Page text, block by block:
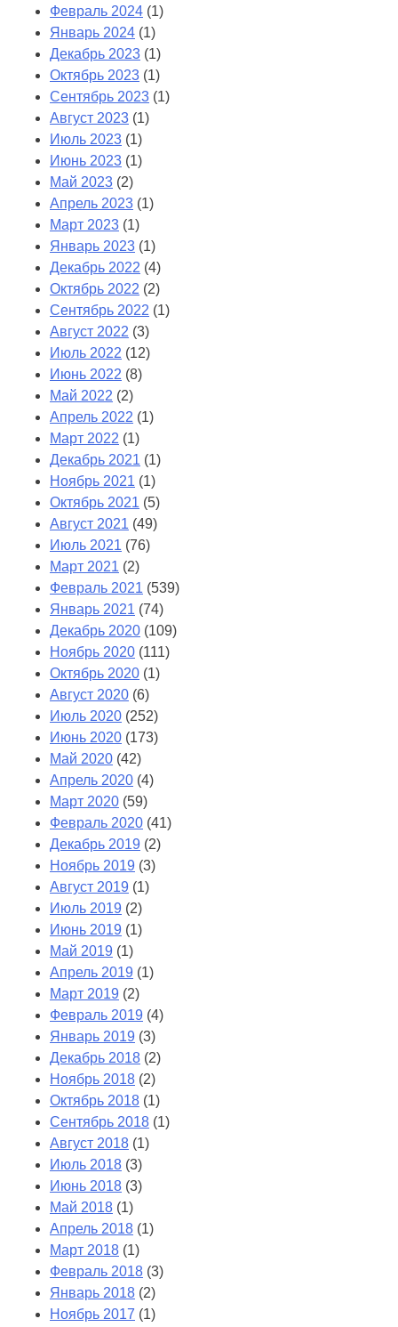
Февраль 2024 (1)
Январь 2024 (1)
Декабрь 2023 (1)
Октябрь 2023 (1)
Сентябрь 2023 (1)
Август 2023 (1)
Июль 2023 (1)
Июнь 2023 (1)
Май 2023 (2)
Апрель 2023 (1)
Март 2023 (1)
Январь 2023 (1)
Декабрь 2022 (4)
Октябрь 2022 (2)
Сентябрь 2022 (1)
Август 2022 (3)
Июль 2022 (12)
Июнь 2022 (8)
Май 2022 (2)
Апрель 2022 (1)
Март 2022 (1)
Декабрь 2021 (1)
Ноябрь 2021 (1)
Октябрь 2021 (5)
Август 2021 (49)
Июль 2021 (76)
Март 2021 (2)
Февраль 2021 (539)
Январь 2021 (74)
Декабрь 2020 (109)
Ноябрь 2020 (111)
Октябрь 2020 (1)
Август 2020 (6)
Июль 2020 (252)
Июнь 2020 (173)
Май 2020 (42)
Апрель 2020 (4)
Март 2020 (59)
Февраль 2020 (41)
Декабрь 2019 (2)
Ноябрь 2019 (3)
Август 2019 (1)
Июль 2019 (2)
Июнь 2019 (1)
Май 2019 (1)
Апрель 2019 (1)
Март 2019 (2)
Февраль 2019 (4)
Январь 2019 (3)
Декабрь 2018 (2)
Ноябрь 2018 (2)
Октябрь 2018 (1)
Сентябрь 2018 (1)
Август 2018 (1)
Июль 2018 (3)
Июнь 2018 (3)
Май 2018 (1)
Апрель 2018 (1)
Март 2018 (1)
Февраль 2018 (3)
Январь 2018 (2)
Ноябрь 2017 (1)